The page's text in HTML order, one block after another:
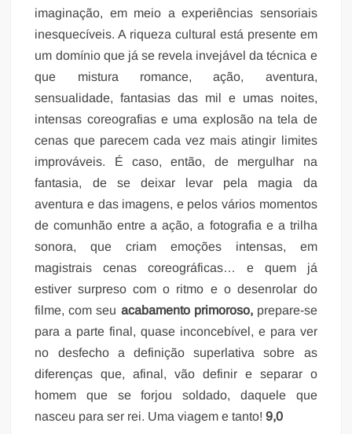
imaginação, em meio a experiências sensoriais
inesquecíveis. A riqueza cultural está presente em
um domínio que já se revela invejável da técnica e
que mistura romance, ação, aventura,
sensualidade, fantasias das mil e umas noites,
intensas coreografias e uma explosão na tela de
cenas que parecem cada vez mais atingir limites
improváveis. É caso, então, de mergulhar na
fantasia, de se deixar levar pela magia da
aventura e das imagens, e pelos vários momentos
de comunhão entre a ação, a fotografia e a trilha
sonora, que criam emoções intensas, em
magistrais cenas coreográficas… e quem já
estiver surpreso com o ritmo e o desenrolar do
filme, com seu acabamento primoroso, prepare-se
para a parte final, quase inconcebível, e para ver
no desfecho a definição superlativa sobre as
diferenças que, afinal, vão definir e separar o
homem que se forjou soldado, daquele que
nasceu para ser rei. Uma viagem e tanto!9,0